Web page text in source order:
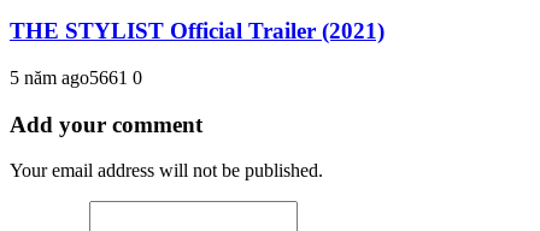
THE STYLIST Official Trailer (2021)
5 năm ago5661 0
Add your comment
Your email address will not be published.